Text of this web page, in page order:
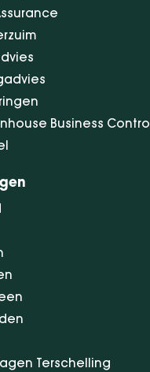
Business Control
Terschelling